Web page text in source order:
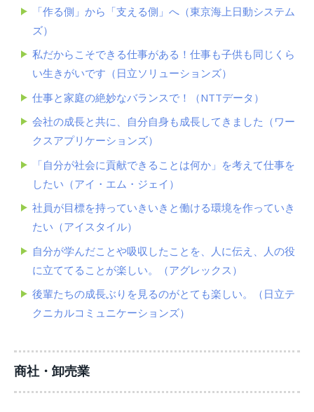
「作る側」から「支える側」へ（東京海上日動システム
ズ）
私だからこそできる仕事がある！仕事も子供も同じくら
い生きがいです（日立ソリューションズ）
仕事と家庭の絶妙なバランスで！（NTTデータ）
会社の成長と共に、自分自身も成長してきました（ワー
クスアプリケーションズ）
「自分が社会に貢献できることは何か」を考えて仕事を
したい（アイ・エム・ジェイ）
社員が目標を持っていきいきと働ける環境を作っていき
たい（アイスタイル）
自分が学んだことや吸収したことを、人に伝え、人の役
に立ててることが楽しい。（アグレックス）
後輩たちの成長ぶりを見るのがとても楽しい。（日立テ
クニカルコミュニケーションズ）
商社・卸売業